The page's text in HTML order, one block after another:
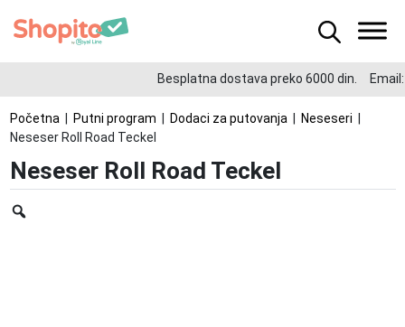
Besplatna dostava preko 6000 din. Email:
Početna Putni program Dodaci za putovanja Neseseri
Neseser Roll Road Teckel
Neseser Roll Road Teckel